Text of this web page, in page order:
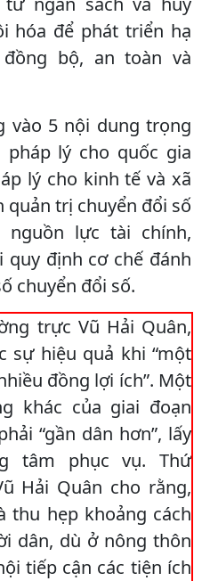
hóa để phát triển hạ
bộ, an toàn và
vào 5 nội dung trọng
lý cho quốc gia
lý cho kinh tế và xã
quản trị chuyển đổi số
lực tài chính,
định cơ chế đánh
chuyển đổi số.
trực Vũ Hải Quân,
sự hiệu quả khi “một
đồng lợi ích”. Một
khác của giai đoạn
“gần dân hơn”, lấy
tâm phục vụ. Thứ
Hải Quân cho rằng,
thu hẹp khoảng cách
dân, dù ở nông thôn
tiếp cận các tiện ích